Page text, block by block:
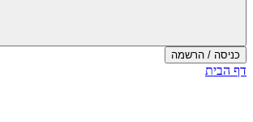
כניסה / הרשמה
סוף
דף הבית